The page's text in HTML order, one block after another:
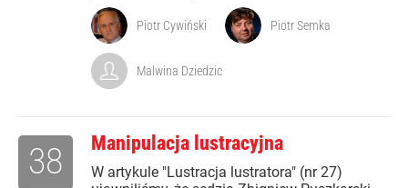
Piotr Cywiński Piotr Semka
Malwina Dziedzic
Manipulacja lustracyjna
W artykule "Lustracja lustratora" (nr 27)
38